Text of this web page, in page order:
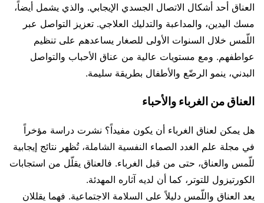
العناق أحد أشكال الاتصال الجسدي الإيجابي. والذي يشمل أيضاً،
مسك اليدين، والمداعبة والتدليك العلاجي. تعزيز التواصل عبر
اللّمس خلال السنوات الأولى للصغار يساعدهم على تنظيم
عواطفهم. ومع مستويات عالية من عناق الأحباب والتواصل
البدني، ينمو الرضّع والأطفال بطريقة سليمة.
العناق من الغرباء والأحباء
هل يمكن لعناق الغرباء أن يكون مفيداً؟ نشرت دراسة مؤخراً
في مجلة علم الغدد الصماء النفسية الشاملة، تُظهر نتائج إيجابية
للّمس والعناق، حتى من قبل الغرباء. فالعناق يقلّل من استجابات
الكورتيزول للتوتر، كما أن لديه آثاره المهدئة.
يعد العناق واللّمس دليلاً على السلامة الاجتماعية. فهما يقللان